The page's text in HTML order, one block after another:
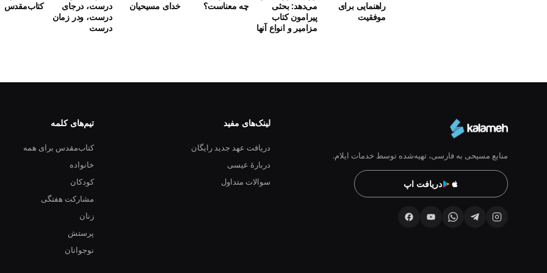
راهنمایی برای
موفقیت
می‌‌دهد: بحثی
پیرامون کتاب
مزامیر و انواع آنها
چه معناست؟
خدای مسیحیان
درست، درجای
درست، ودر زمان
درست
کتاب‌مقدس
منابع مسیحی به فارسی، تهیه‌شده توسط خدمات ایلام.
دریافت اپ
لینک‌های مفید
دریافت عهد جدید رایگان
دربارهٔ عیسی
سوالات متداول
تیم‌های کلمه
کتاب‌مقدس برای همه
خانواده
کودکان
مشارکت هفتگی
زنان
پرستش
نوجوانان